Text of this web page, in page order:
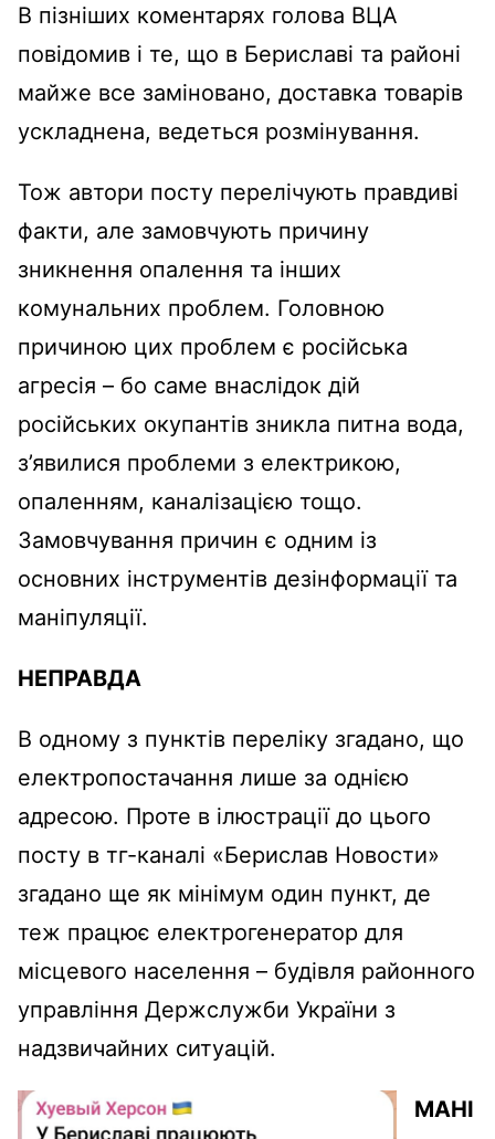
В пізніших коментарях голова ВЦА
повідомив і те, що в Бериславі та районі
майже все заміновано, доставка товарів
ускладнена, ведеться розмінування.
Тож автори посту перелічують правдиві
факти, але замовчують причину
зникнення опалення та інших
комунальних проблем. Головною
причиною цих проблем є російська
агресія – бо саме внаслідок дій
російських окупантів зникла питна вода,
з’явилися проблеми з електрикою,
опаленням, каналізацією тощо.
Замовчування причин є одним із
основних інструментів дезінформації та
маніпуляції.
НЕПРАВДА
В одному з пунктів переліку згадано, що
електропостачання лише за однією
адресою. Проте в ілюстрації до цього
посту в тг-каналі «Берислав Новости»
згадано ще як мінімум один пункт, де
теж працює електрогенератор для
місцевого населення – будівля районного
управління Держслужби України з
надзвичайних ситуацій.
МАНІ